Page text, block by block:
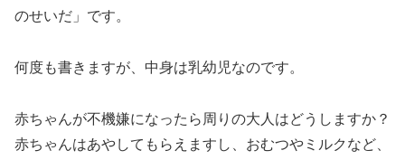
のせいだ」です。
何度も書きますが、中身は乳幼児なのです。
赤ちゃんが不機嫌になったら周りの大人はどうしますか？
赤ちゃんはあやしてもらえますし、おむつやミルクなど、